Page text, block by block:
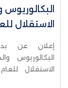
الاستقلال للعام
إعلان عن
البكالوريوس